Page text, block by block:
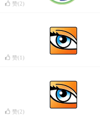
赞(2)
赞(1 )
赞(2)